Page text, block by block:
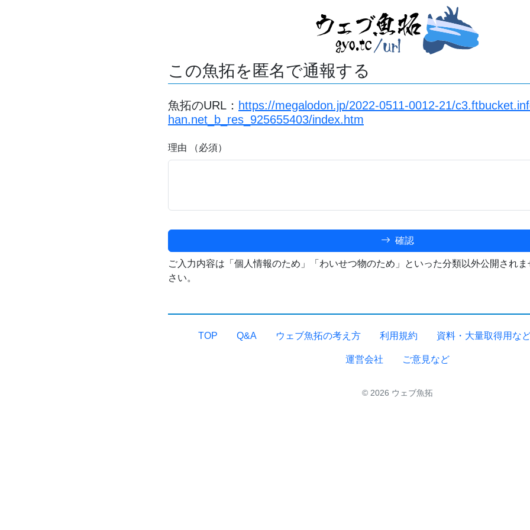
この魚拓を匿名で通報する
魚拓のURL： https://megalodon.jp/2022-0511-0012-21/
han.net_b_res_925655403/index.htm
理由 （必須）
確認
ご入力内容は「個人情報のため」「わいせつ物のため」といった分類以外公開され
さい。
TOP Q&A ウェブ魚拓の考え方 利用規約 資料・大量取得用な
運営会社 ご意見など
© 2026 ウェブ魚拓